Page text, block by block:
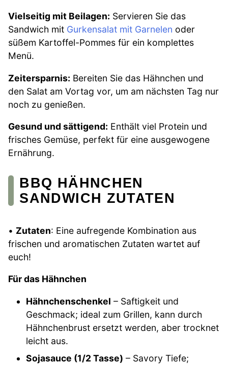
Vielseitig mit Beilagen: Servieren Sie das
Sandwich mit Gurkensalat mit Garnelen oder
süßem Kartoffel-Pommes für ein komplettes
Menü.
Zeitersparnis: Bereiten Sie das Hähnchen und
den Salat am Vortag vor, um am nächsten Tag nur
noch zu genießen.
Gesund und sättigend: Enthält viel Protein und
frisches Gemüse, perfekt für eine ausgewogene
Ernährung.
BBQ HÄHNCHEN
SANDWICH ZUTATEN
• Zutaten: Eine aufregende Kombination aus
frischen und aromatischen Zutaten wartet auf
euch!
Für das Hähnchen
Hähnchenschenkel – Saftigkeit und
Geschmack; ideal zum Grillen, kann durch
Hähnchenbrust ersetzt werden, aber trocknet
leicht aus.
Sojasauce (1/2 Tasse) – Savory Tiefe;